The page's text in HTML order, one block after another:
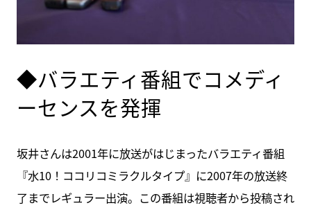
◆バラエティ番組でコメディ
ーセンスを発揮
坂井さんは2001年に放送がはじまったバラエティ番組
『水10！ココリコミラクルタイプ』に2007年の放送終
了までレギュラー出演。この番組は視聴者から投稿され